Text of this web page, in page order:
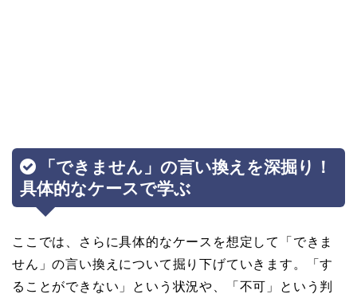
「できません」の言い換えを深掘り！
具体的なケースで学ぶ
ここでは、さらに具体的なケースを想定して「できま
せん」の言い換えについて掘り下げていきます。「す
ることができない」という状況や、「不可」という判